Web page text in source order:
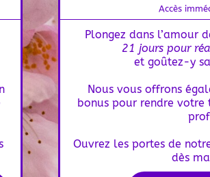
Accès
Plongez dans l’amour
21 jours pour
et goûtez-y
Nous vous offrons
bonus pour rendre
Ouvrez les portes de
dès